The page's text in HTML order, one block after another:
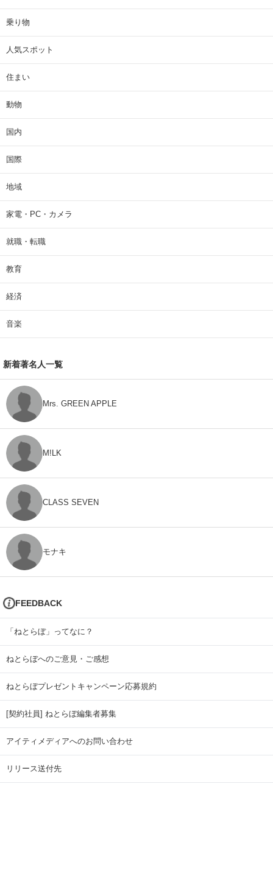
乗り物
人気スポット
住まい
動物
国内
国際
地域
家電・PC・カメラ
就職・転職
教育
経済
音楽
新着著名人一覧
Mrs. GREEN APPLE
M!LK
CLASS SEVEN
モナキ
FEEDBACK
「ねとらぼ」ってなに？
ねとらぼへのご意見・ご感想
ねとらぼプレゼントキャンペーン応募規約
[契約社員] ねとらぼ編集者募集
アイティメディアへのお問い合わせ
リリース送付先